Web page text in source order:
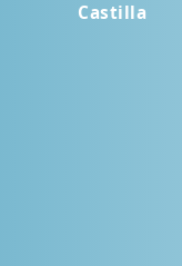
Castilla